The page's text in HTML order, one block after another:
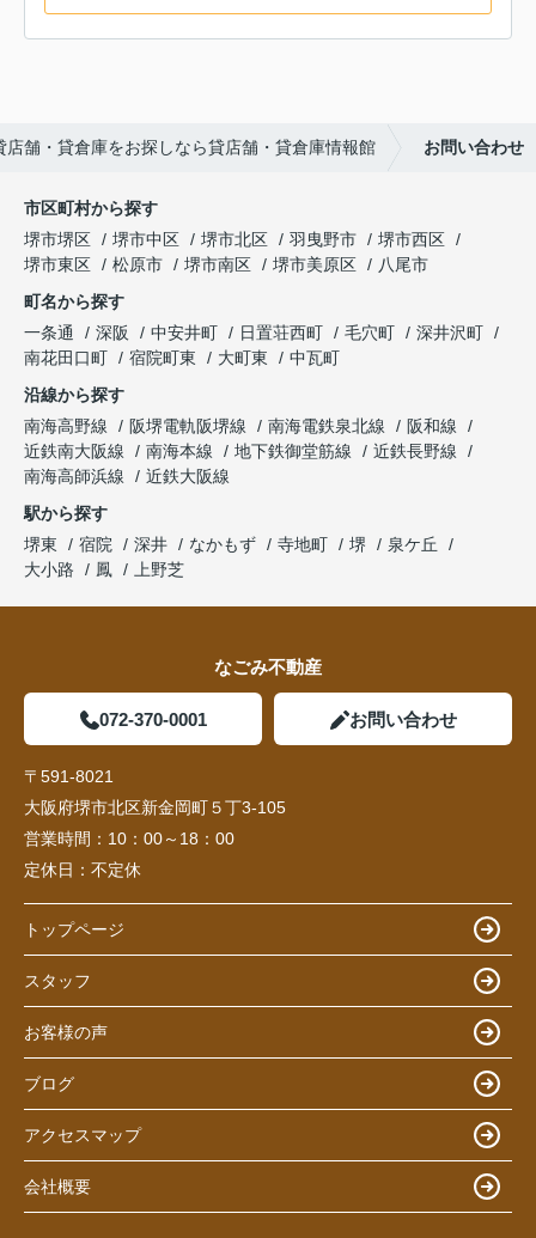
店舗・貸倉庫をお探しなら貸店舗・貸倉庫情報館 お問い合わせ
市区町村から探す
堺市堺区
堺市中区 堺市北区 羽曳野市
堺市西区
堺市東区
松原市 堺市南区 堺市美原区
八尾市
町名から探す
一条通
深阪 中安井町 日置荘西町 毛穴町
深井沢町
南花田口町
宿院町東 大町東
中瓦町
沿線から探す
南海高野線
阪堺電軌阪堺線 南海電鉄泉北線
阪和線
近鉄南大阪線
南海本線 地下鉄御堂筋線
近鉄長野線
南海高師浜線
近鉄大阪線
駅から探す
堺東
宿院 深井 なかもず 寺地町 堺
泉ケ丘
大小路
鳳 上野芝
なごみ不動産
072-370-0001 お問い合わせ
〒591-8021
大阪府堺市北区新金岡町５丁3-105
営業時間： 10：00～18：00
定休日： 不定休
トップページ
スタッフ
お客様の声
ブログ
アクセスマップ
会社概要